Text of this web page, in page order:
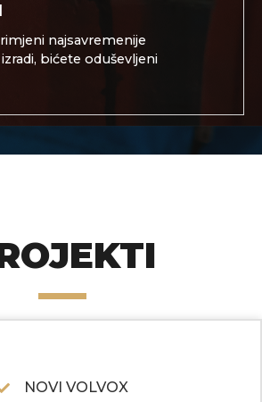
najsavremenije
bićete oduševljeni
NOVI VOLVOX